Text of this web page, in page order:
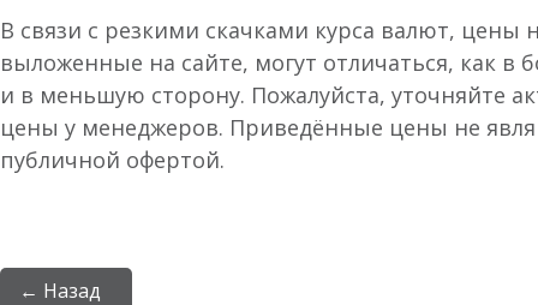
В связи с резкими скачками курса валют, цены
выложенные на сайте, могут отличаться, как в
и в меньшую сторону. Пожалуйста, уточняйте
цены у менеджеров. Приведённые цены не
публичной офертой.
← Назад